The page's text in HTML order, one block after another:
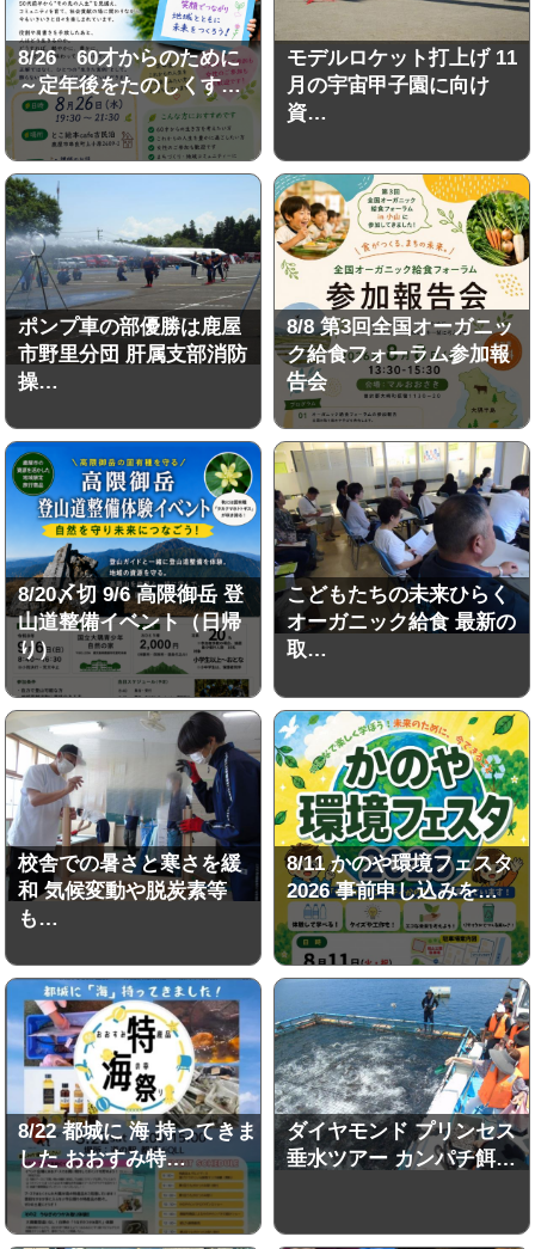
8/26 60才からのために
～定年後をたのしくす…
モデルロケット打上げ 11
月の宇宙甲子園に向け
資…
ポンプ車の部優勝は鹿屋
市野里分団 肝属支部消防
操…
8/8 第3回全国オーガニッ
ク給食フォーラム参加報
告会
8/20〆切 9/6 高隈御岳 登
山道整備イベント（日帰
り）
こどもたちの未来ひらく
オーガニック給食 最新の
取…
校舎での暑さと寒さを緩
和 気候変動や脱炭素等
も…
8/11 かのや環境フェスタ
2026 事前申し込みを…
8/22 都城に 海 持ってきま
した おおすみ特…
ダイヤモンド プリンセス
垂水ツアー カンパチ餌…